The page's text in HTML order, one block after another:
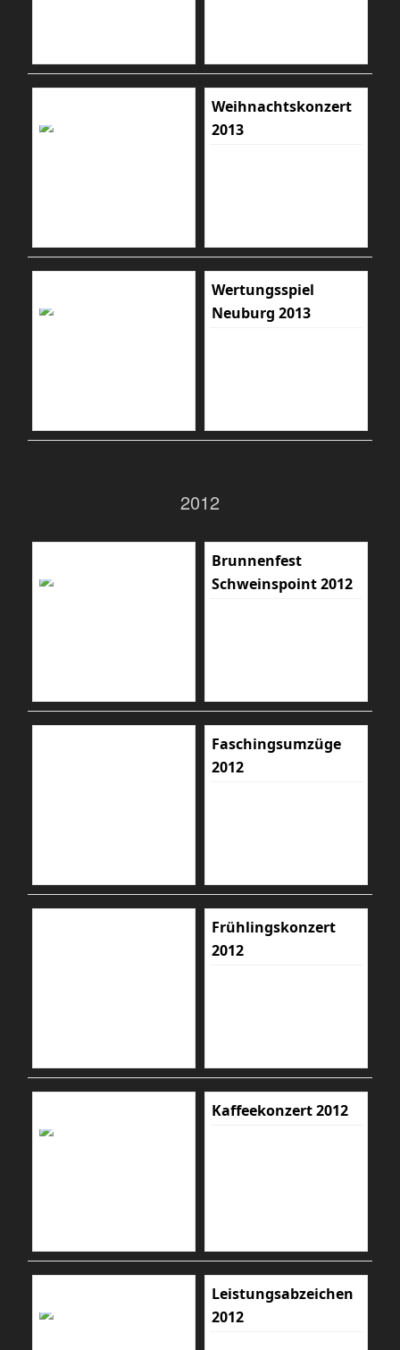
Weihnachtskonzert
2013
Wertungsspiel
Neuburg 2013
2012
Brunnenfest
Schweinspoint 2012
Faschingsumzüge
2012
Frühlingskonzert
2012
Kaffeekonzert 2012
Leistungsabzeichen
2012